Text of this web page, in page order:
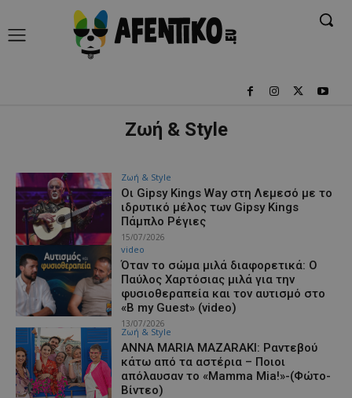
Ζωή & Style
Ζωή & Style
Οι Gipsy Kings Way στη Λεμεσό με το
ιδρυτικό μέλος των Gipsy Kings
Πάμπλο Ρέγιες
15/07/2026
video
Όταν το σώμα μιλά διαφορετικά: Ο
Παύλος Χαρτόσιας μιλά για την
φυσιοθεραπεία και τον αυτισμό στο
«B my Guest» (video)
13/07/2026
Ζωή & Style
ANNA MARIA MAZARAKI: Ραντεβού
κάτω από τα αστέρια – Ποιοι
απόλαυσαν το «Mamma Mia!»-(Φώτο-
Βίντεο)